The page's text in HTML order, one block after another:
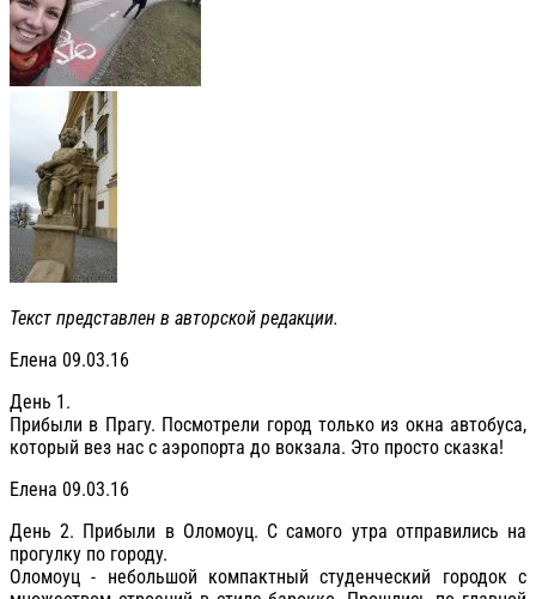
Текст представлен в авторской редакции.
Елена 09.03.16
День 1.
Прибыли в Прагу. Посмотрели город только из окна автобуса,
который вез нас с аэропорта до вокзала. Это просто сказка!
Елена 09.03.16
День 2. Прибыли в Оломоуц. С самого утра отправились на
прогулку по городу.
Оломоуц - небольшой компактный студенческий городок с